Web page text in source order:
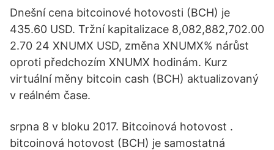
Dnešní cena bitcoinové hotovosti (BCH) je
435.60 USD. Tržní kapitalizace 8,082,882,702.00
2.70 24 XNUMX USD, změna XNUMX% nárůst
oproti předchozím XNUMX hodinám. Kurz
virtuální měny bitcoin cash (BCH) aktualizovaný
v reálném čase.
srpna 8 v bloku 2017. Bitcoinová hotovost .
bitcoinová hotovost (BCH) je samostatná